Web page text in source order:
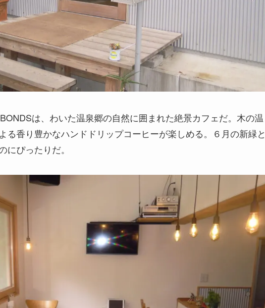
は、わいた温泉郷の自然に囲まれた絶景カフェだ。木の温
る香り豊かなハンドドリップコーヒーが楽しめる。６月の新緑
ぴったりだ。